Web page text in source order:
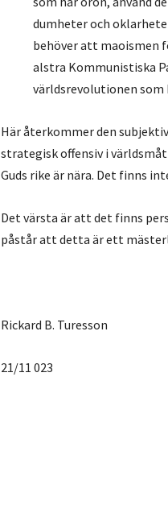
dumheter och
behöver att maoismen
alstra Kommunistiska
världsrevolutionen som
Här återkommer den
strategisk offensiv i
Guds rike är nära. Det finns
Det värsta är att det finns
påstår att detta är ett
Rickard B. Turesson
21/11 023